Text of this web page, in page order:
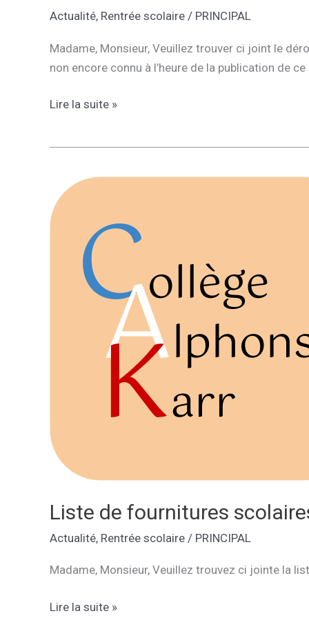
Actualité, Rentrée scolaire / PRINCIPAL
Madame, Monsieur, Veuillez trouver ci joint le
non encore connu à l’heure de la publication de
Déroulement
2021
Lire la suite »
Liste de fournitures
Actualité, Rentrée scolaire / PRINCIPAL
Madame, Monsieur, Veuillez trouvez ci jointe la
Liste
Lire la suite »